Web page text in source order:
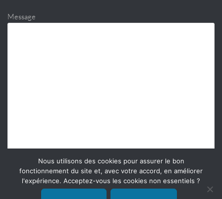
Message
Nous utilisons des cookies pour assurer le bon
fonctionnement du site et, avec votre accord, en améliorer
l'expérience. Acceptez-vous les cookies non essentiels ?